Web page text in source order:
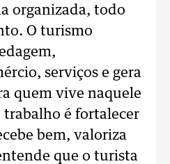
organizada, todo
O turismo
serviços e gera
quem vive naquele
é fortalecer
bem, valoriza
que o turista